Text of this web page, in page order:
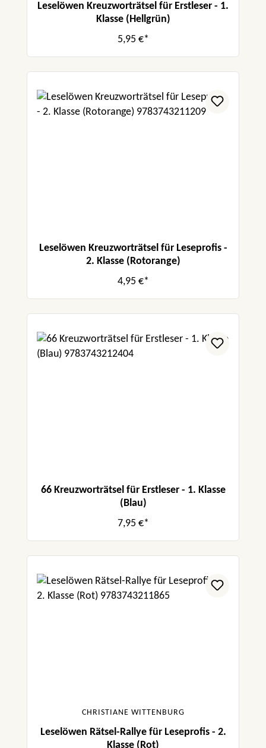
Leselöwen Kreuzworträtsel für Erstleser - 1.
Klasse (Hellgrün)
5,95 €*
Leselöwen Kreuzworträtsel für Leseprofis -
2. Klasse (Rotorange)
4,95 €*
66 Kreuzworträtsel für Erstleser - 1. Klasse
(Blau)
7,95 €*
CHRISTIANE WITTENBURG
Leselöwen Rätsel-Rallye für Leseprofis - 2.
Klasse (Rot)